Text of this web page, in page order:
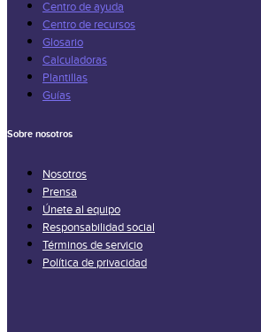
Centro de ayuda
Centro de recursos
Glosario
Calculadoras
Plantillas
Guías
Sobre nosotros
Nosotros
Prensa
Únete al equipo
Responsabilidad social
Términos de servicio
Política de privacidad